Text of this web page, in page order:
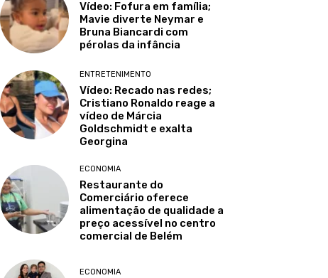
Vídeo: Fofura em família;
Mavie diverte Neymar e
Bruna Biancardi com
pérolas da infância
ENTRETENIMENTO
Vídeo: Recado nas redes;
Cristiano Ronaldo reage a
vídeo de Márcia
Goldschmidt e exalta
Georgina
ECONOMIA
Restaurante do
Comerciário oferece
alimentação de qualidade a
preço acessível no centro
comercial de Belém
ECONOMIA